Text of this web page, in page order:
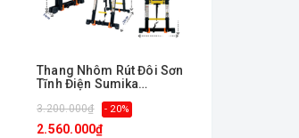
Thang Nhôm Rút Đôi Sơn
Tĩnh Điện Sumika
3.200.000₫ - 20%
2.560.000₫